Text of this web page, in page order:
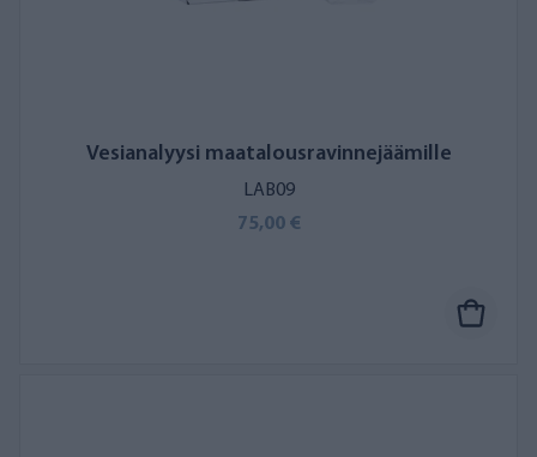
Vesianalyysi maatalousravinnejäämille
LAB09
75,00 €